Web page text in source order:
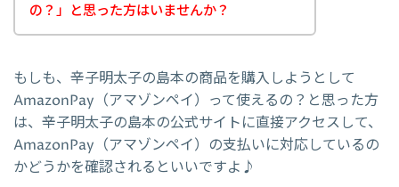
の？」と思った方はいませんか？
もしも、辛子明太子の島本の商品を購入しようとして
AmazonPay（アマゾンペイ）って使えるの？と思った方
は、辛子明太子の島本の公式サイトに直接アクセスして、
AmazonPay（アマゾンペイ）の支払いに対応しているの
かどうかを確認されるといいですよ♪